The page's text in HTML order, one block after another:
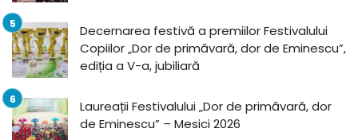
Decernarea festivă a premiilor Festivalului
Copiilor „Dor de primăvară, dor de Eminescu”,
ediția a V-a, jubiliară
Laureații Festivalului „Dor de primăvară, dor
de Eminescu” – Mesici 2026